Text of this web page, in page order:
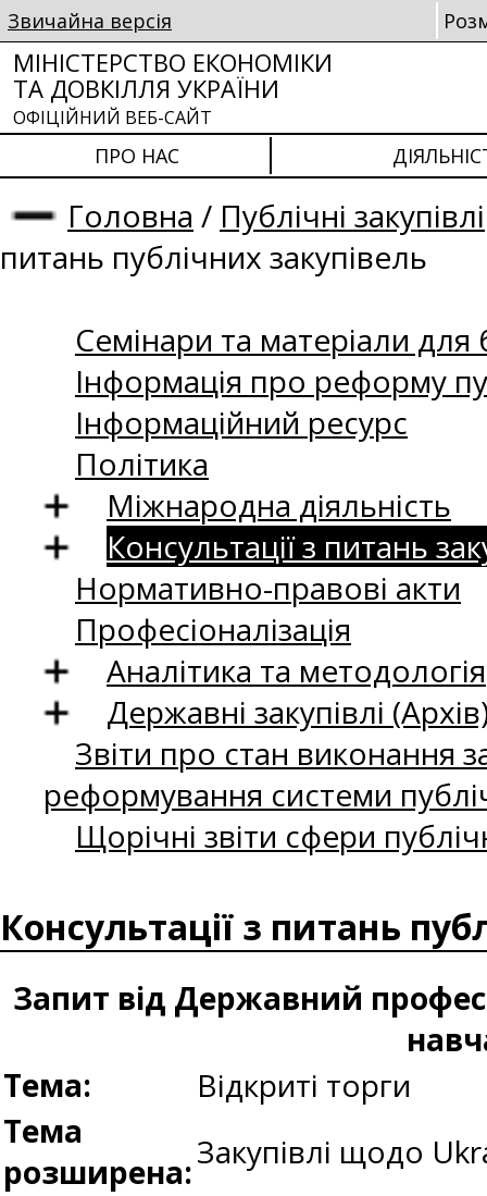
Звичайна версія
МІНІСТЕРСТВО ЕКОНОМІКИ
ТА ДОВКІЛЛЯ УКРАЇНИ
ОФІЦІЙНИЙ ВЕБ-САЙТ
ПРО НАС
Головна / Публічні закупівлі
питань публічних закупівель
Семінари та матеріали для
Інформація про реформу
Інформаційний ресурс
Політика
Міжнародна діяльність
Консультації з питань
Нормативно-правові акти
Професіоналізація
Аналітика та методологія
Державні закупівлі
Звіти про стан виконання
реформування системи
Щорічні звіти сфери
Консультації з питань
Запит від Державний
Тема:
Відкриті торги
Тема
розширена:Закупівлі щодо